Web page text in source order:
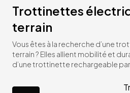
Trottinettes
terrain
Vous êtes à la recherche d’une
terrain ? Elles allient mobilité et
d’une trottinette rechargeable